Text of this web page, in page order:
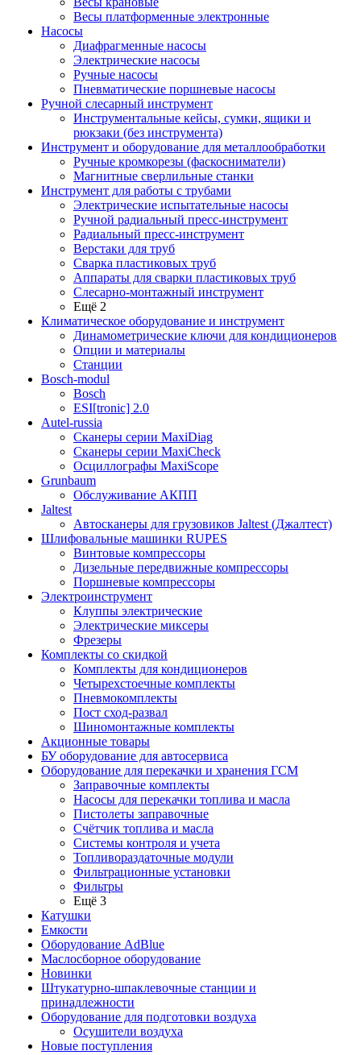
Весы платформенные электронные
Насосы
Диафрагменные насосы
Электрические насосы
Ручные насосы
Пневматические поршневые насосы
Ручной слесарный инструмент
Инструментальные кейсы, сумки, ящики и
рюкзаки (без инструмента)
Инструмент и оборудование для металлообработки
Ручные кромкорезы (фаскосниматели)
Магнитные сверлильные станки
Инструмент для работы с трубами
Электрические испытательные насосы
Ручной радиальный пресс-инструмент
Радиальный пресс-инструмент
Верстаки для труб
Сварка пластиковых труб
Аппараты для сварки пластиковых труб
Слесарно-монтажный инструмент
Ещё 2
Климатическое оборудование и инструмент
Динамометрические ключи для кондиционеров
Опции и материалы
Станции
Bosch-modul
Bosch
ESI[tronic] 2.0
Autel-russia
Сканеры серии MaxiDiag
Сканеры серии MaxiCheck
Осциллографы MaxiScope
Grunbaum
Обслуживание АКПП
Jaltest
Автосканеры для грузовиков Jaltest (Джалтест)
Шлифовальные машинки RUPES
Винтовые компрессоры
Дизельные передвижные компрессоры
Поршневые компрессоры
Электроинструмент
Клуппы электрические
Электрические миксеры
Фрезеры
Комплекты со скидкой
Комплекты для кондиционеров
Четырехстоечные комплекты
Пневмокомплекты
Пост сход-развал
Шиномонтажные комплекты
Акционные товары
БУ оборудование для автосервиса
Оборудование для перекачки и хранения ГСМ
Заправочные комплекты
Насосы для перекачки топлива и масла
Пистолеты заправочные
Счётчик топлива и масла
Системы контроля и учета
Топливораздаточные модули
Фильтрационные установки
Фильтры
Ещё 3
Катушки
Емкости
Оборудование AdBlue
Маслосборное оборудование
Новинки
Штукатурно-шпаклевочные станции и
принадлежности
Оборудование для подготовки воздуха
Осушители воздуха
Новые поступления